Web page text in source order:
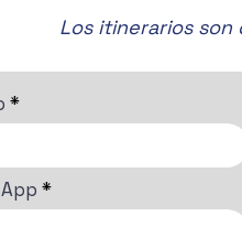
Los itinerarios